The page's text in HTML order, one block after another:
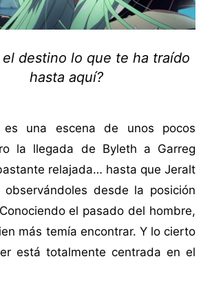
el destino lo que te ha traído
hasta aquí?
una escena de unos pocos
la llegada de Byleth a Garreg
relajada… hasta que Jeralt
desde la posición
el pasado del hombre,
más temía encontrar. Y lo cierto
está totalmente centrada en el